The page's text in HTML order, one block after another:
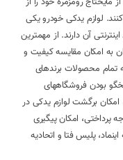
لوازم یدکی خودرو یکی
آن دارند. از مهمترین
به امکان مقایسه کیفیت و
محصولات برندهای
بودن فروشگاههای
امکان برگشت لوازم یدکی در
امکان پیگیری
پلیس فتا و اتحادیه